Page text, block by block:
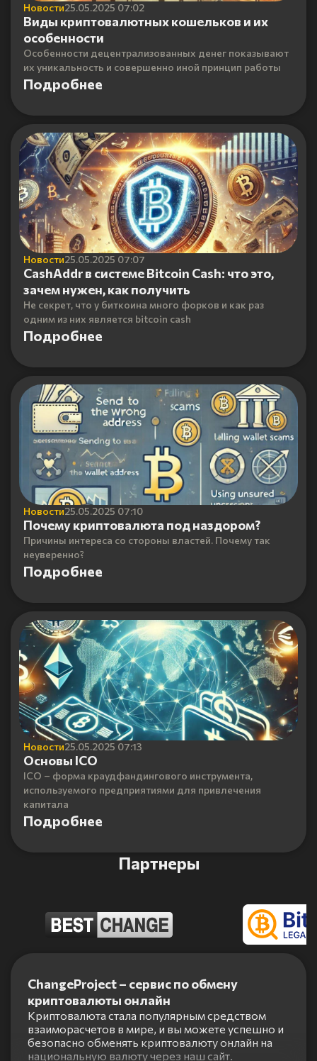
Новости25.05.2025 07:02
Виды криптовалютных кошельков и их
особенности
Особенности децентрализованных денег показывают
их уникальность и совершенно иной принцип работы
Подробнее
Новости25.05.2025 07:07
CashAddr в системе Bitcoin Cash: что это,
зачем нужен, как получить
Не секрет, что у биткоина много форков и как раз
одним из них является bitcoin cash
Подробнее
Новости25.05.2025 07:10
Почему криптовалюта под наздором?
Причины интереса со стороны властей. Почему так
неуверенно?
Подробнее
Новости25.05.2025 07:13
Основы ICO
ICO – форма краудфандингового инструмента,
используемого предприятиями для привлечения
капитала
Подробнее
Партнеры
ChangeProject – сервис по обмену
криптовалюты онлайн
Криптовалюта стала популярным средством
взаиморасчетов в мире, и вы можете успешно и
безопасно обменять криптовалюту онлайн на
национальную валюту через наш сайт.